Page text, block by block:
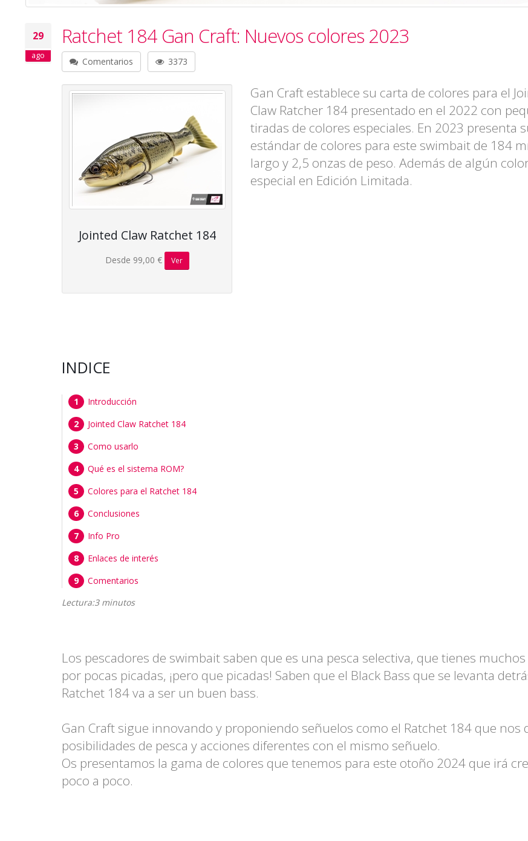
29
ago
Ratchet 184 Gan Craft: Nuevos colores 2023
Comentarios 3373
Jointed Claw Ratchet 184
Desde 99,00 € Ver
Gan Craft establece su carta de colores para el
Claw Ratcher 184 presentado en el 2022 con
tiradas de colores especiales. En 2023 presenta
estándar de colores para este swimbait de 184
largo y 2,5 onzas de peso. Además de algún
especial en Edición Limitada.
INDICE
Introducción
Jointed Claw Ratchet 184
Como usarlo
Qué es el sistema ROM?
Colores para el Ratchet 184
Conclusiones
Info Pro
Enlaces de interés
Comentarios
Lectura:3 minutos
Los pescadores de swimbait saben que es una pesca selectiva, que tienes
por pocas picadas, ¡pero que picadas! Saben que el Black Bass que se levanta
Ratchet 184 va a ser un buen bass.
Gan Craft sigue innovando y proponiendo señuelos como el Ratchet 184 que nos
posibilidades de pesca y acciones diferentes con el mismo señuelo.
Os presentamos la gama de colores que tenemos para este otoño 2024 que irá
poco a poco.